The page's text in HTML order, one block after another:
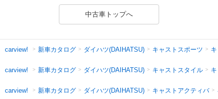
中古車トップへ
carview! 新車カタログ ダイハツ(DAIHATSU) キャストスポーツ
carview! 新車カタログ ダイハツ(DAIHATSU) キャストスタイル
carview! 新車カタログ ダイハツ(DAIHATSU) キャストアクティバ